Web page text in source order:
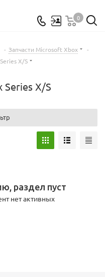
0
- Запчасти Microsoft Xbox
-
X/S
Series X/S
раздел пуст
нет активных